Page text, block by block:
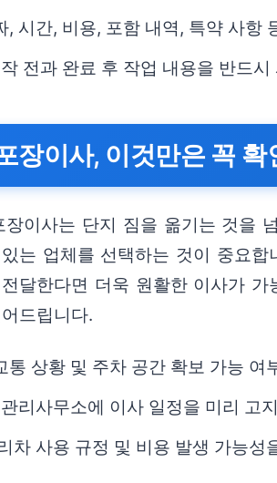
, 시간, 비용, 포함 내역, 특약 사항
전과 완료 후 작업 내용을 반드
장이사, 이것만은 꼭 확
장이사는 단지 짐을 옮기는 것을
는 업체를 선택하는 것이 중요
달한다면 더욱 원활한 이사가
드립니다.
통 상황 및 주차 공간 확보 가능 여
리사무소에 이사 일정을 미리 고
차 사용 규정 및 비용 발생 가능성